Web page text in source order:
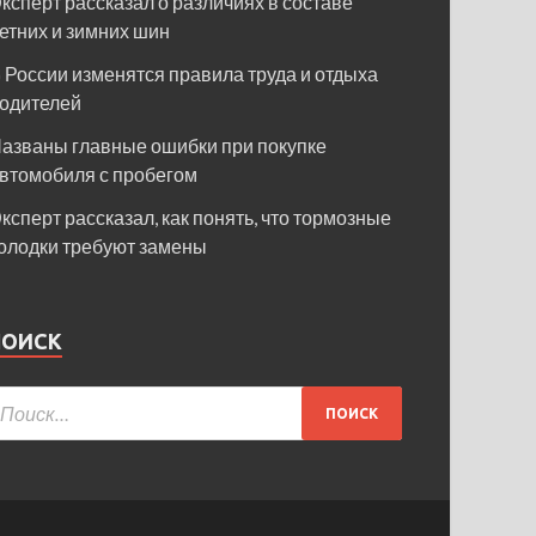
и зимних шин
России изменятся правила труда и отдыха
главные ошибки при покупке
с пробегом
рассказал, как понять, что тормозные
требуют замены